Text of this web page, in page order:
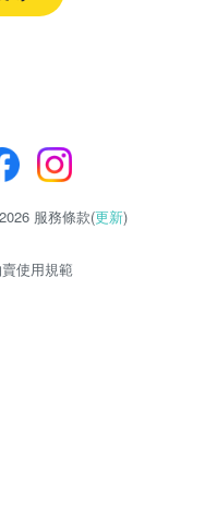
服務條款(更新)
使用規範